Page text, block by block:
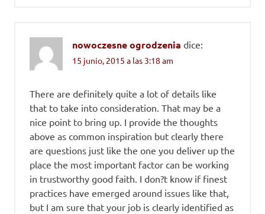
nowoczesne ogrodzenia dice:
15 junio, 2015 a las 3:18 am
There are definitely quite a lot of details like
that to take into consideration. That may be a
nice point to bring up. I provide the thoughts
above as common inspiration but clearly there
are questions just like the one you deliver up the
place the most important factor can be working
in trustworthy good faith. I don?t know if finest
practices have emerged around issues like that,
but I am sure that your job is clearly identified as